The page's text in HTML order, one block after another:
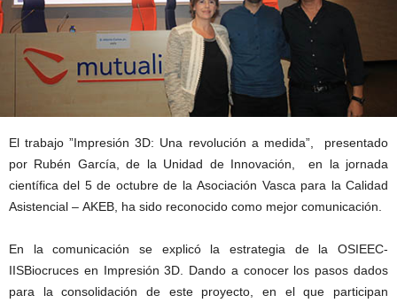
El trabajo ”Impresión 3D: Una revolución a medida”, presentado
por Rubén García, de la Unidad de Innovación, en la jornada
científica del 5 de octubre de la Asociación Vasca para la Calidad
Asistencial – AKEB, ha sido reconocido como mejor comunicación.
En la comunicación se explicó la estrategia de la OSIEEC-
IISBiocruces en Impresión 3D. Dando a conocer los pasos dados
para la consolidación de este proyecto, en el que participan